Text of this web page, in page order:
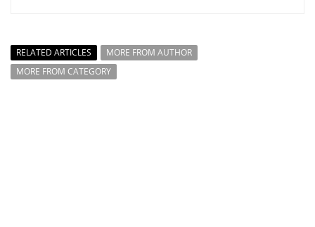
RELATED ARTICLES
MORE FROM AUTHOR
MORE FROM CATEGORY